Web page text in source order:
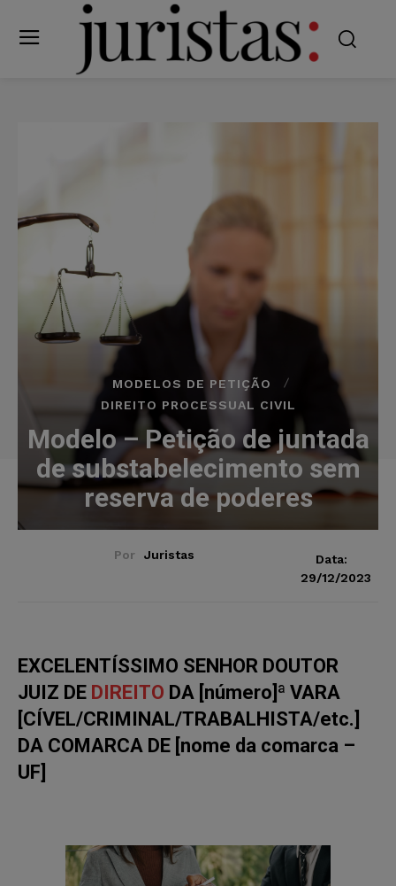
MODELOS DE PETIÇÃO
DIREITO PROCESSUAL CIVIL
Modelo – Petição de juntada
de substabelecimento sem
reserva de poderes
Por Juristas
Data:
29/12/2023
EXCELENTÍSSIMO SENHOR DOUTOR
JUIZ DE DIREITO DA [número]ª VARA
[CÍVEL/CRIMINAL/TRABALHISTA/etc.]
DA COMARCA DE [nome da comarca –
UF]